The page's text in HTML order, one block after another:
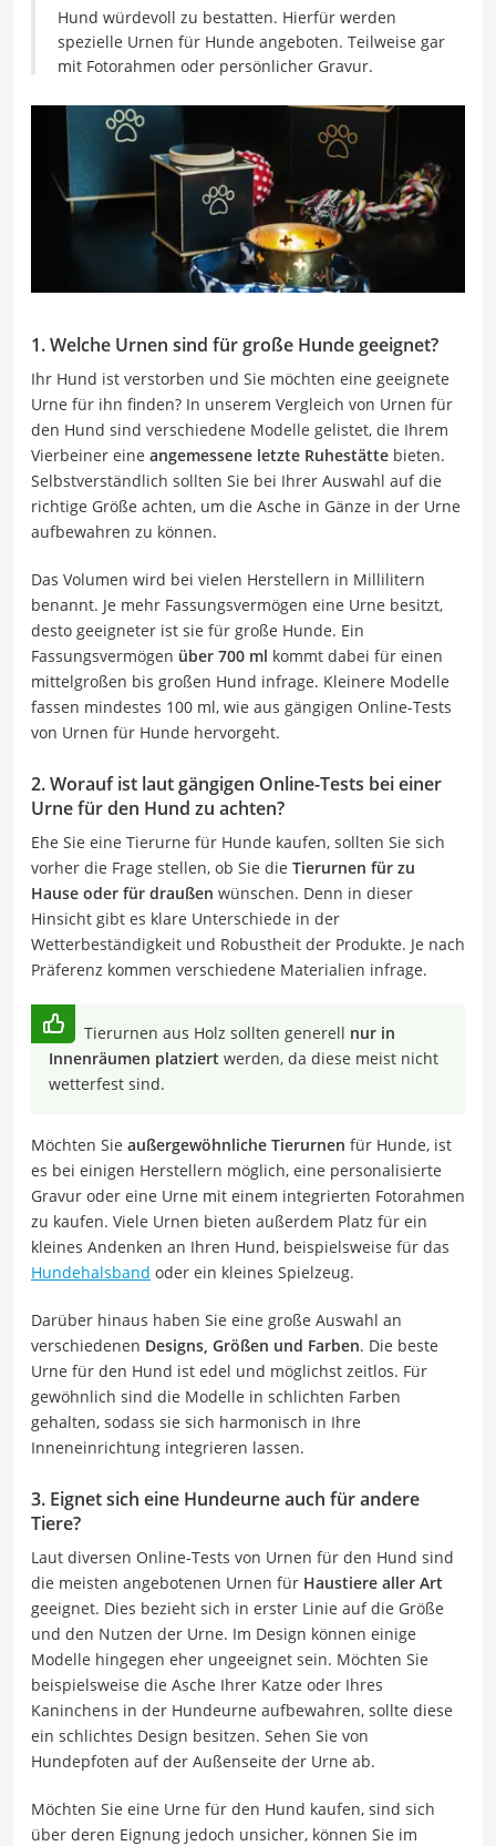
Hund würdevoll zu bestatten. Hierfür werden
spezielle Urnen für Hunde angeboten. Teilweise gar
mit Fotorahmen oder persönlicher Gravur.
1. Welche Urnen sind für große Hunde geeignet?
Ihr Hund ist verstorben und Sie möchten eine geeignete
Urne für ihn finden? In unserem Vergleich von Urnen für
den Hund sind verschiedene Modelle gelistet, die Ihrem
Vierbeiner eine angemessene letzte Ruhestätte bieten.
Selbstverständlich sollten Sie bei Ihrer Auswahl auf die
richtige Größe achten, um die Asche in Gänze in der Urne
aufbewahren zu können.
Das Volumen wird bei vielen Herstellern in Millilitern
benannt. Je mehr Fassungsvermögen eine Urne besitzt,
desto geeigneter ist sie für große Hunde. Ein
Fassungsvermögen über 700 ml kommt dabei für einen
mittelgroßen bis großen Hund infrage. Kleinere Modelle
fassen mindestes 100 ml, wie aus gängigen Online-Tests
von Urnen für Hunde hervorgeht.
2. Worauf ist laut gängigen Online-Tests bei einer
Urne für den Hund zu achten?
Ehe Sie eine Tierurne für Hunde kaufen, sollten Sie sich
vorher die Frage stellen, ob Sie die Tierurnen für zu
Hause oder für draußen wünschen. Denn in dieser
Hinsicht gibt es klare Unterschiede in der
Wetterbeständigkeit und Robustheit der Produkte. Je nach
Präferenz kommen verschiedene Materialien infrage.
Tierurnen aus Holz sollten generell nur in
Innenräumen platziert werden, da diese meist nicht
wetterfest sind.
Möchten Sie außergewöhnliche Tierurnen für Hunde, ist
es bei einigen Herstellern möglich, eine personalisierte
Gravur oder eine Urne mit einem integrierten Fotorahmen
zu kaufen. Viele Urnen bieten außerdem Platz für ein
kleines Andenken an Ihren Hund, beispielsweise für das
Hundehalsband oder ein kleines Spielzeug.
Darüber hinaus haben Sie eine große Auswahl an
verschiedenen Designs, Größen und Farben. Die beste
Urne für den Hund ist edel und möglichst zeitlos. Für
gewöhnlich sind die Modelle in schlichten Farben
gehalten, sodass sie sich harmonisch in Ihre
Inneneinrichtung integrieren lassen.
3. Eignet sich eine Hundeurne auch für andere
Tiere?
Laut diversen Online-Tests von Urnen für den Hund sind
die meisten angebotenen Urnen für Haustiere aller Art
geeignet. Dies bezieht sich in erster Linie auf die Größe
und den Nutzen der Urne. Im Design können einige
Modelle hingegen eher ungeeignet sein. Möchten Sie
beispielsweise die Asche Ihrer Katze oder Ihres
Kaninchens in der Hundeurne aufbewahren, sollte diese
ein schlichtes Design besitzen. Sehen Sie von
Hundepfoten auf der Außenseite der Urne ab.
Möchten Sie eine Urne für den Hund kaufen, sind sich
über deren Eignung jedoch unsicher, können Sie im